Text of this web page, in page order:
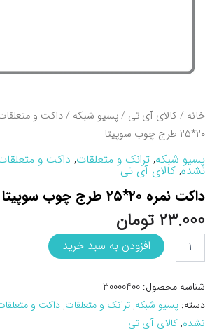
خانه /کالای آی تی /پسیو شبکه /داکت و
۲۰*۲۵ طرج چوب سوپيتا
پسیو شبکه, ترانک و متعلقات, داکت و
نشده, کالای آی تی
داکت نمره ۲۰*۲۵ طرج چوب سوپيتا
23.000 تومان
داکت
نمره
طرج
سوپيتا
عدد
افزودن به سبد خرید
شناسه محصول: 30000400
دسته: پسیو شبکه,ترانک و متعلقات,داکت و
نشده,کالای آی تی